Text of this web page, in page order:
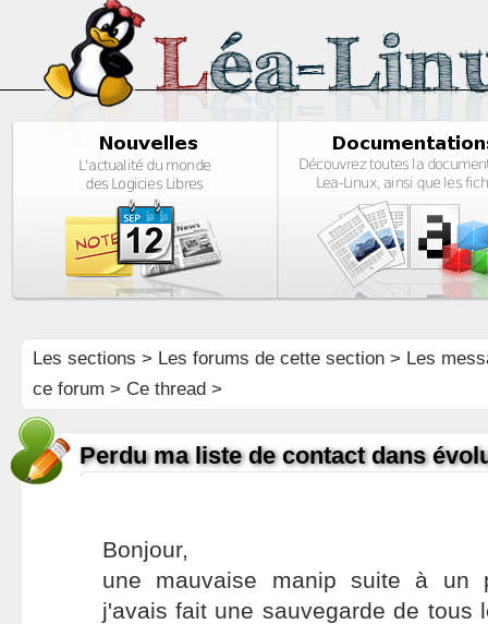
Les sections > Les forums de cette section> Les
ce forum > Ce thread >
Perdu ma liste de contact dans
Bonjour,
une mauvaise manip suite à un
j'avais fait une sauvegarde de tous